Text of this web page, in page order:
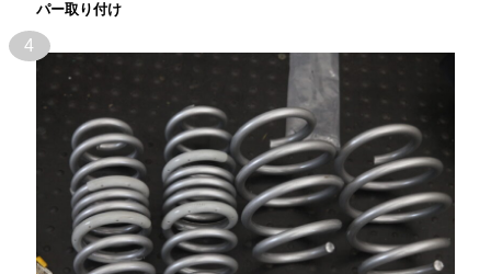
パー取り付け
4